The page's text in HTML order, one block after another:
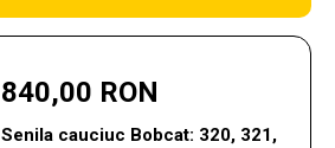
840,00 RON
Senila cauciuc Bobcat: 320, 321,